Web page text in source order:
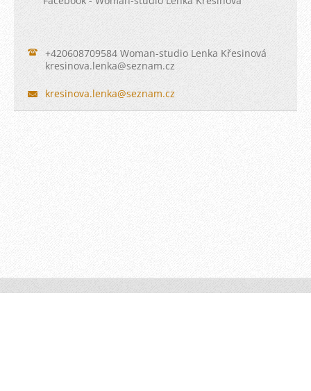
+420608709584 Woman-studio Lenka Křesinová
kresinova.lenka@seznam.cz
kresinova.lenka@seznam.cz